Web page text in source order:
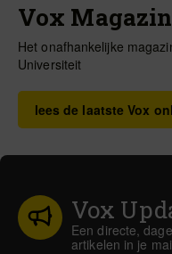
Vox
Het onafhankelijke
Universiteit
lees de laatste Vox
Vox
Een directe,
artikelen in je